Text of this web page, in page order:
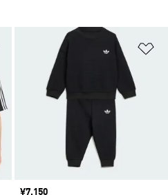
ほしいものリストに追加
価格
¥7,150